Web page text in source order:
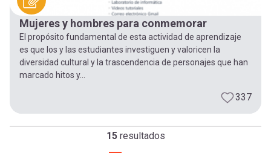
Mujeres y hombres para conmemorar
El propósito fundamental de esta actividad de aprendizaje
es que los y las estudiantes investiguen y valoricen la
diversidad cultural y la trascendencia de personajes que han
marcado hitos y...
337
15resultados